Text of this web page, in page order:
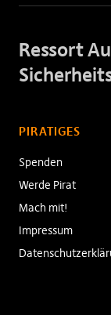
Ressort
PIRATIGES
Spenden
Werde Pirat
Mach mit!
Impressum